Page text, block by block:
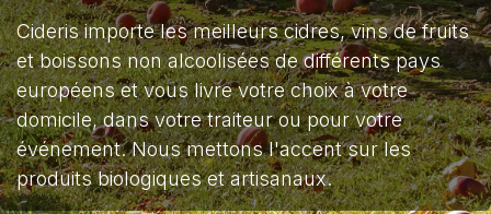
Cideris importe les meilleurs cidres, vins de fruits
et boissons non alcoolisées de différents pays
européens et vous livre votre choix à votre
domicile, dans votre traiteur ou pour votre
événement. Nous mettons l'accent sur les
produits biologiques et artisanaux.